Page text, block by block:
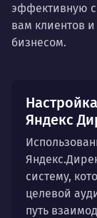
эффективную
вам клиентов
бизнесом.
Яндекс
систему,
целевой
путь